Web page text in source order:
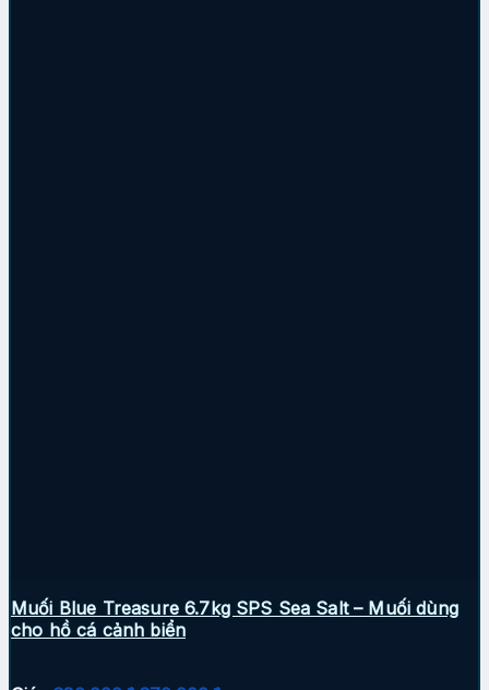
Muối Blue Treasure 6.7kg SPS Sea Salt – Muối dùng
cho hồ cá cảnh biển